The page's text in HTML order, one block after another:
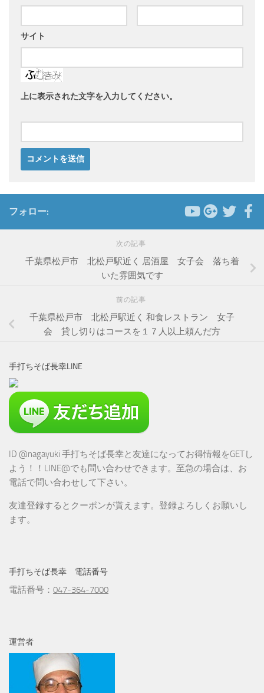
サイト
上に表示された文字を入力してください。
フォロー:
次の記事
千葉県松戸市 北松戸駅近く 居酒屋 女子会 落ち着
いた雰囲気です
前の記事
千葉県松戸市 北松戸駅近く 和食レストラン 女子
会 貸し切りはコースを１７人以上頼んだ方
手打ちそば長幸LINE
ID @nagayuki 手打ちそば長幸と友達になってお得情報をGETし
よう！！LINE@でも問い合わせできます。至急の場合は、お
電話で問い合わせして下さい。
友達登録するとクーポンが貰えます。登録よろしくお願いし
ます。
手打ちそば長幸 電話番号
電話番号： 047-364-7000
運営者